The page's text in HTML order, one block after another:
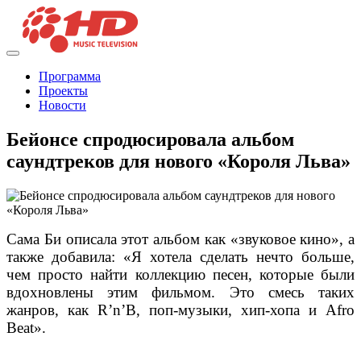
Программа
Проекты
Новости
Бейонсе спродюсировала альбом
саундтреков для нового «Короля Льва»
Сама Би описала этот альбом как «звуковое кино», а
также добавила: «Я хотела сделать нечто больше,
чем просто найти коллекцию песен, которые были
вдохновлены этим фильмом. Это смесь таких
жанров, как R’n’B, поп-музыки, хип-хопа и Afro
Beat».